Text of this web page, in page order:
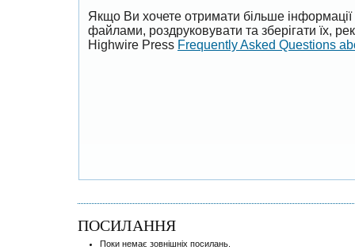
Якщо Ви хочете отримати більше
файлами, роздруковувати та зберігати їх,
Highwire Press Frequently Asked Questions
ПОСИЛАННЯ
Поки немає зовнішніх посилань.